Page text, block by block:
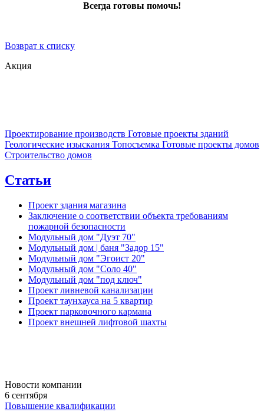
Всегда готовы помочь!
Возврат к списку
Акция
Проектирование производств Готовые проекты зданий
Геологические изыскания Топосъемка Готовые проекты домов
Строительство домов
Статьи
Проект здания магазина
Заключение о соответствии объекта требованиям
пожарной безопасности
Модульный дом "Дуэт 70"
Модульный дом | баня "Задор 15"
Модульный дом "Эгоист 20"
Модульный дом "Соло 40"
Модульный дом "под ключ"
Проект ливневой канализации
Проект таунхауса на 5 квартир
Проект парковочного кармана
Проект внешней лифтовой шахты
Новости компании
6 сентября
Повышение квалификации